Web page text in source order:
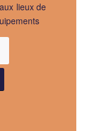
lieux de